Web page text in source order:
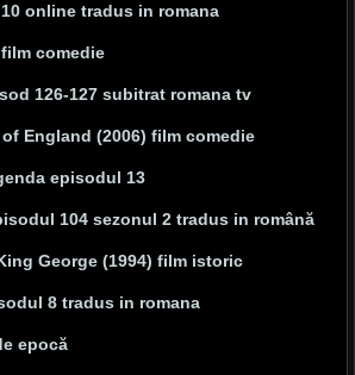
online tradus in romana
comedie
126-127 subitrat romana tv
England (2006) film comedie
episodul 13
104 sezonul 2 tradus in română
George (1994) film istoric
8 tradus in romana
epocă